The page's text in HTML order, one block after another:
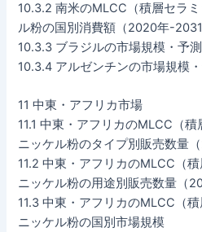
10.3.2 南米のMLCC（積層セラ
ル粉の国別消費額（2020年-2031
10.3.3 ブラジルの市場規模・予
10.3.4 アルゼンチンの市場規模
11 中東・アフリカ市場
11.1 中東・アフリカのMLCC（積
ニッケル粉のタイプ別販売数量
11.2 中東・アフリカのMLCC（
ニッケル粉の用途別販売数量（
11.3 中東・アフリカのMLCC（
ニッケル粉の国別市場規模